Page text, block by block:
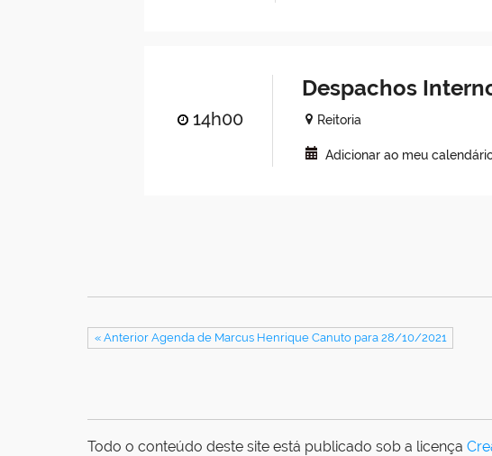
14h00
Despachos
Reitoria
Adicionar ao meu
« Anterior Agenda de Marcus Henrique Canuto para 28/10/2021
Todo o conteúdo deste site está publicado sob a licença